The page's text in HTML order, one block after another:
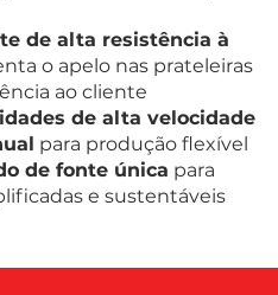
de alta resistência à
o apelo nas prateleiras
ao cliente
de alta velocidade
para produção flexível
de fonte única para
e sustentáveis